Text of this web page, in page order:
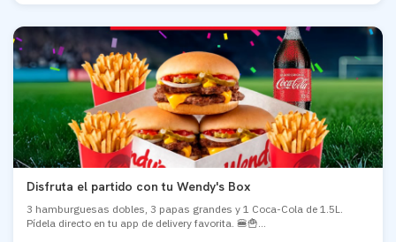
Disfruta el partido con tu Wendy's Box
3 hamburguesas dobles, 3 papas grandes y 1 Coca-Cola de 1.5L.
Pídela directo en tu app de delivery favorita. 🍔🍟...